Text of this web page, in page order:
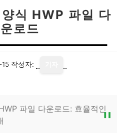
식 HWP 파일 다
운로드
작성자:
파일 다운로드: 효율적인